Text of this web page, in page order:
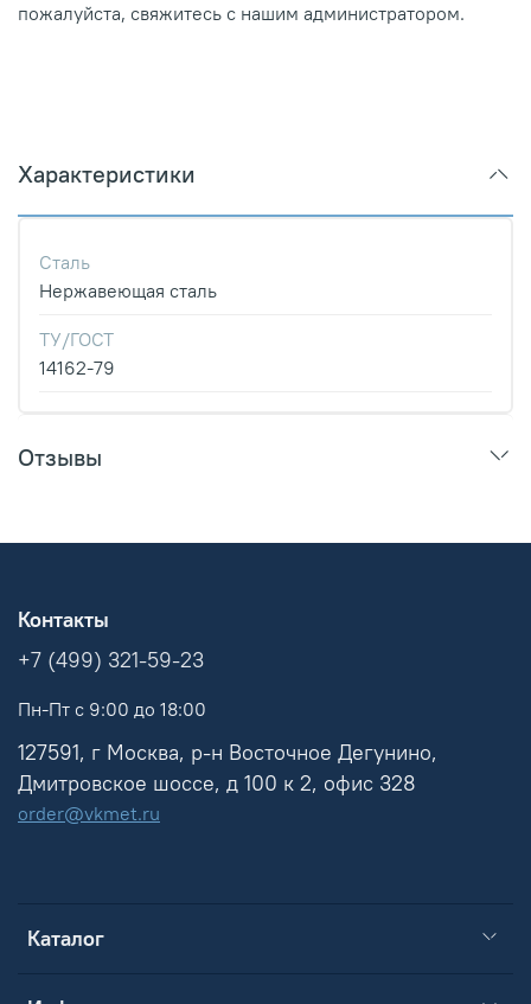
пожалуйста, свяжитесь с нашим администратором.
Характеристики
Сталь
Нержавеющая сталь
ТУ/ГОСТ
14162-79
Отзывы
Каталог
Контакты
+7 (499) 321-59-23
Пн-Пт с 9:00 до 18:00
127591, г Москва, р-н Восточное Дегунино,
Дмитровское шоссе, д 100 к 2, офис 328
order@vkmet.ru